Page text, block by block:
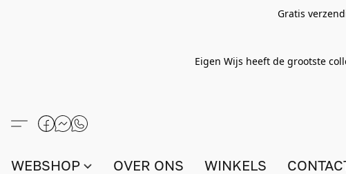
Gratis
Eigen Wijs heeft de grootste
WEBSHOP OVER ONS WINKELS